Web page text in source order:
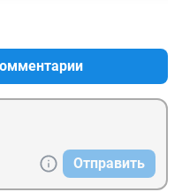
и будет красивый парк
Отправить